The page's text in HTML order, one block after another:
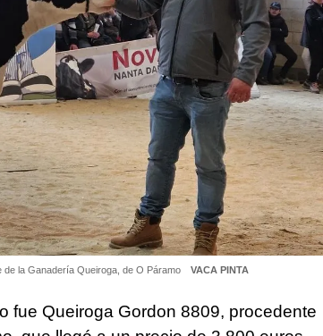
la Ganadería Queiroga, de O Páramo VACA PINTA
fue Queiroga Gordon 8809, procedente